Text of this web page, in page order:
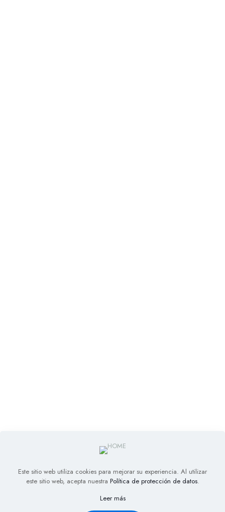
Este sitio web utiliza cookies para mejorar su experiencia. Al utilizar
este sitio web, acepta nuestra Política de protección de datos.
Leer más